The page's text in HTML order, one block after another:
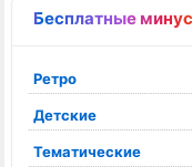
Бесплатные
Ретро
Детские
Тематические